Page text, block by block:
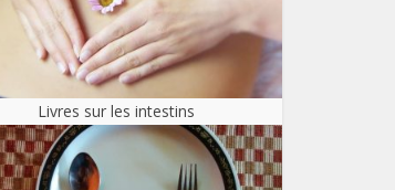
Livres sur les intestins